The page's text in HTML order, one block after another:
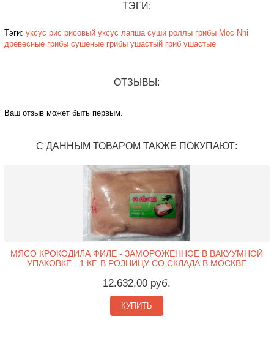
ТЭГИ:
Тэги: уксус рис рисовый уксус лапша суши роллы грибы Moc Nhi
древесные грибы сушеные грибы ушастый гриб ушастые
ОТЗЫВЫ:
Ваш отзыв может быть первым.
С ДАННЫМ ТОВАРОМ ТАКЖЕ ПОКУПАЮТ:
МЯСО КРОКОДИЛА ФИЛЕ - ЗАМОРОЖЕННОЕ В ВАКУУМНОЙ
УПАКОВКЕ - 1 КГ. В РОЗНИЦУ СО СКЛАДА В МОСКВЕ
12.632,00 руб.
КУПИТЬ